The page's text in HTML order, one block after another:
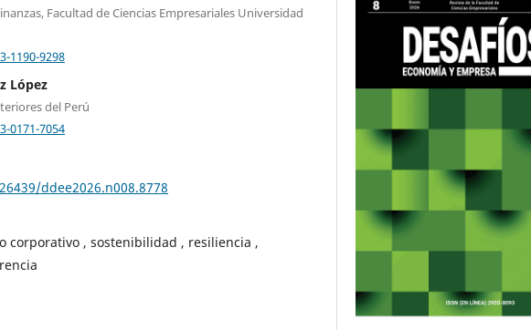
Facultad de Ciencias Empresariales Universidad
1190-9298
López
del Perú
0171-7054
ddee2026.n008.8778
corporativo , sostenibilidad , resiliencia ,